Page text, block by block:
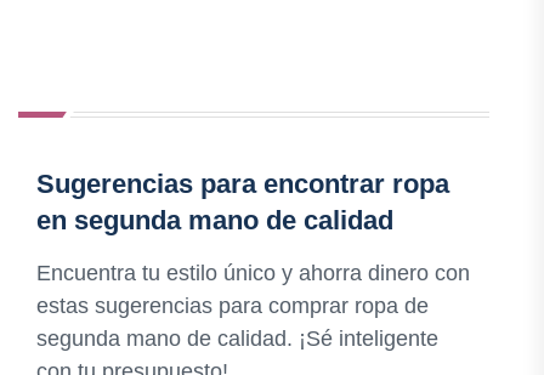
Sugerencias para encontrar ropa
en segunda mano de calidad
Encuentra tu estilo único y ahorra dinero con
estas sugerencias para comprar ropa de
segunda mano de calidad. ¡Sé inteligente